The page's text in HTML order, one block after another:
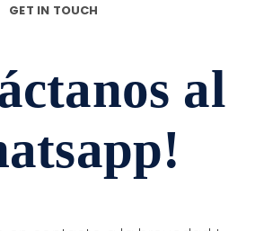
GET IN TOUCH
al